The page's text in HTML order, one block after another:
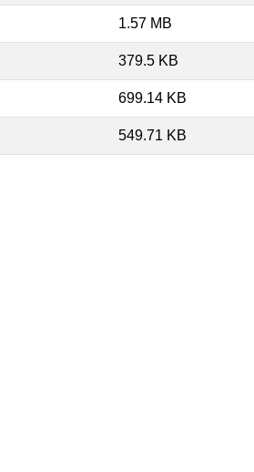
1.57 MB
379.5 KB
699.14 KB
549.71 KB